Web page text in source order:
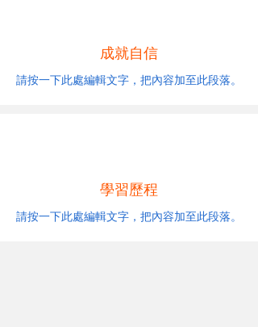
成就自信
請按一下此處編輯文字，把內容加至此段落。
學習歷程
請按一下此處編輯文字，把內容加至此段落。